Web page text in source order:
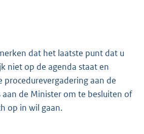
dat het laatste punt dat u
niet op de agenda staat en
procedurevergadering aan de
de Minister om te besluiten of
op in wil gaan.